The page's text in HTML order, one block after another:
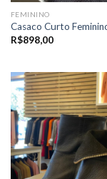
FEMININO
Casaco Curto
R$898,00